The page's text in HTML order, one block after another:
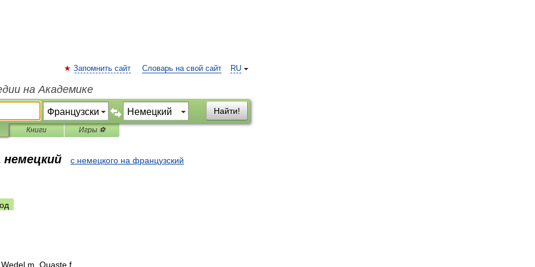
RU
Запомнить сайт Словарь на свой сайт
на Академике
Найти!
Книги Игры ⚽
немецкий с немецкого на французский
Wedel m Quaste f